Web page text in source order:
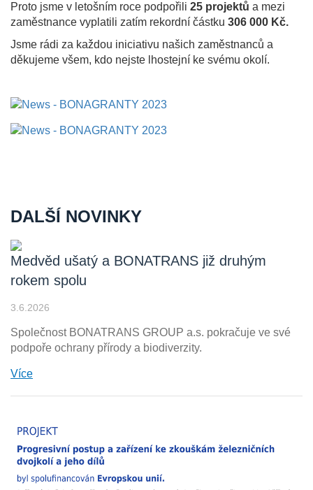
Proto jsme v letošním roce podpořili 25 projektů a mezi
zaměstnance vyplatili zatím rekordní částku 306 000 Kč.
Jsme rádi za každou iniciativu našich zaměstnanců a
děkujeme všem, kdo nejste lhostejní ke svému okolí.
DALŠÍ NOVINKY
Medvěd ušatý a BONATRANS již druhým
rokem spolu
3.6.2026
Společnost BONATRANS GROUP a.s. pokračuje ve své
podpoře ochrany přírody a biodiverzity.
Více